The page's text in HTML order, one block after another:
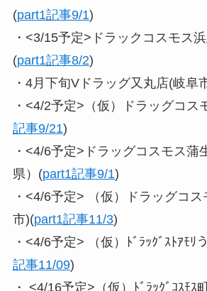
(part1記事9/1)
・<3/15予定>ドラックコスモス
(part1記事8/2)
・4月下旬Vドラッグ又丸店(岐阜
・<4/2予定>（仮）ドラッグコス
記事9/21)
・<4/6予定>ドラッグコスモス蒲
県）(part1記事9/1)
・<4/6予定> （仮）ドラッグコ
市)(part1記事11/3)
・<4/6予定> （仮）ﾄﾞﾗｯｸﾞｽﾄｱﾓﾘ
記事11/09)
・ <4/16予定>（仮）ﾄﾞﾗｯｸﾞｺｽﾓｽ